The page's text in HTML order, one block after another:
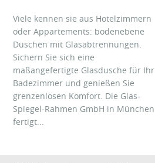
Viele kennen sie aus Hotelzimmern
oder Appartements: bodenebene
Duschen mit Glasabtrennungen.
Sichern Sie sich eine
maßangefertigte Glasdusche für Ihr
Badezimmer und genießen Sie
grenzenlosen Komfort. Die Glas-
Spiegel-Rahmen GmbH in München
fertigt...